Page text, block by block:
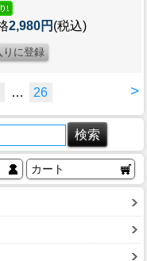
2,980円 (税込)
>
… 26
カート